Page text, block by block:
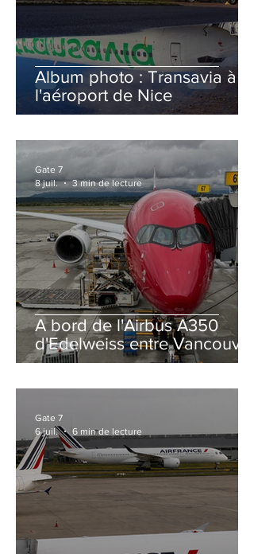
Album photo : Transavia à
l'aéroport de Nice
A bord de l'Airbus A350
d'Edelweiss entre Vancouver
et Zurich
Gate 7
8 juil.
3 min de lecture
Gate 7
6 juil.
6 min de lecture